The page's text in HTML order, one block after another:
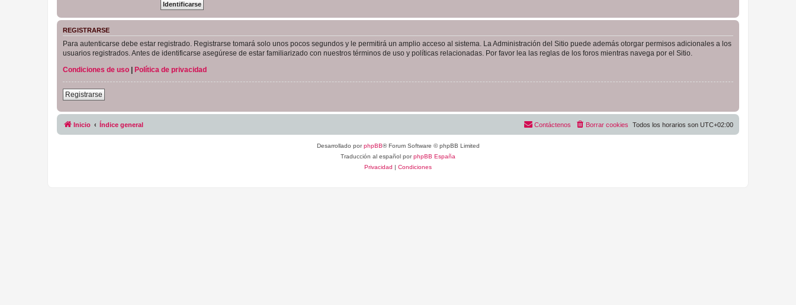
REGISTRARSE
Para autenticarse debe estar registrado. Registrarse tomará solo unos pocos segundos y le permitirá un amplio acceso al sistema. La Administración del Sitio puede además otorgar permisos adicionales a los
usuarios registrados. Antes de identificarse asegúrese de estar familiarizado con nuestros términos de uso y políticas relacionadas. Por favor lea las reglas de los foros mientras navega por el Sitio.
Condiciones de uso
Política de privacidad
Registrarse
Inicio Índice general Todos los horarios son UTC+02:00
Borrar cookies
Contáctenos
Desarrollado porphpBB® Forum Software © phpBB Limited
Traducción al español porphpBB España
Privacidad | Condiciones